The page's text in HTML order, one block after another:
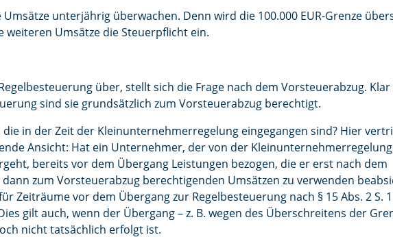
unterjährig überwachen. Denn wird die 100.000 EUR-Grenze
Umsätze die Steuerpflicht ein.
über, stellt sich die Frage nach dem Vorsteuerabzug. Klar
sind sie grundsätzlich zum Vorsteuerabzug berechtigt.
in der Zeit der Kleinunternehmerregelung eingegangen sind? Hier
Ansicht: Hat ein Unternehmer, der von der
bereits vor dem Übergang Leistungen bezogen, die er erst nach dem
zum Vorsteuerabzug berechtigenden Umsätzen zu verwenden
Zeiträume vor dem Übergang zur Regelbesteuerung nach § 15 Abs. 2 S. 1
gilt auch, wenn der Übergang – z. B. wegen des Überschreitens der
nicht tatsächlich erfolgt ist.